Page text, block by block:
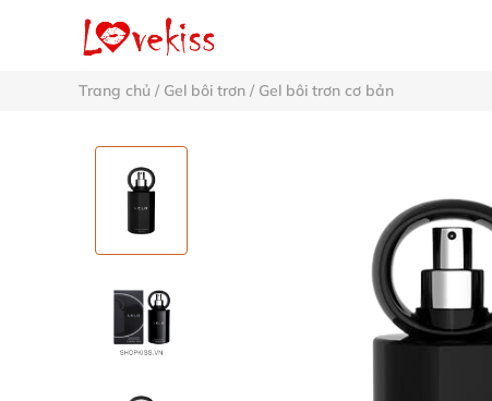
Trang chủ / Gel bôi trơn / Gel bôi trơn cơ bản